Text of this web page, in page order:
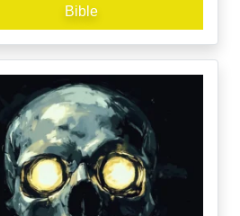
Bible